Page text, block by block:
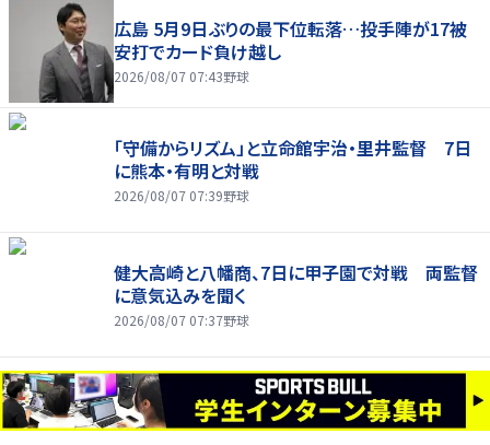
広島 5月9日ぶりの最下位転落…投手陣が17被
安打でカード負け越し
2026/08/07 07:43野球
「守備からリズム」と立命館宇治・里井監督 7日
に熊本・有明と対戦
2026/08/07 07:39野球
健大高崎と八幡商、7日に甲子園で対戦 両監督
に意気込みを聞く
2026/08/07 07:37野球